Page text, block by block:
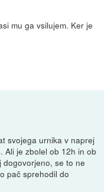
mu ga vsilujem. Ker je
svojega urnika v naprej
Ali je zbolel ob 12h in ob
se to ne
pač sprehodil do